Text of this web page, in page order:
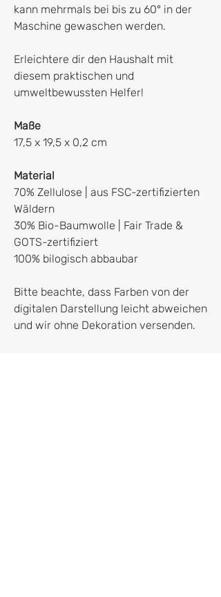
kann mehrmals bei bis zu 60° in der
Maschine gewaschen werden.
Erleichtere dir den Haushalt mit
diesem praktischen und
umweltbewussten Helfer!
Maße
17,5 x 19,5 x 0,2 cm
Material
70% Zellulose | aus FSC-zertifizierten
Wäldern
30% Bio-Baumwolle | Fair Trade &
GOTS-zertifiziert
100% bilogisch abbaubar
Bitte beachte, dass Farben von der
digitalen Darstellung leicht abweichen
und wir ohne Dekoration versenden.